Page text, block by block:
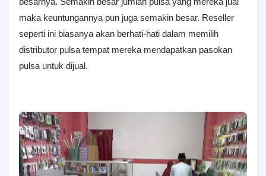
maka keuntungannya pun juga semakin besar. Reseller
seperti ini biasanya akan berhati-hati dalam memilih
distributor pulsa tempat mereka mendapatkan pasokan
pulsa untuk dijual.